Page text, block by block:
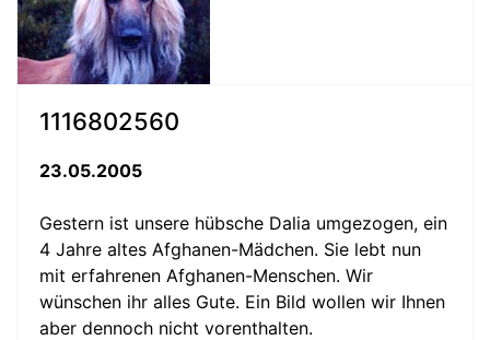
1116802560
23.05.2005
Gestern ist unsere hübsche Dalia umgezogen, ein
4 Jahre altes Afghanen-Mädchen. Sie lebt nun
mit erfahrenen Afghanen-Menschen. Wir
wünschen ihr alles Gute. Ein Bild wollen wir Ihnen
aber dennoch nicht vorenthalten.